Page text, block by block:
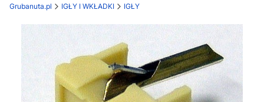
Grubanuta.pl IGŁY I WKŁADKI IGŁY